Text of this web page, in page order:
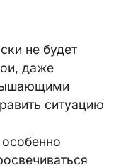
не будет
даже
ситуацию